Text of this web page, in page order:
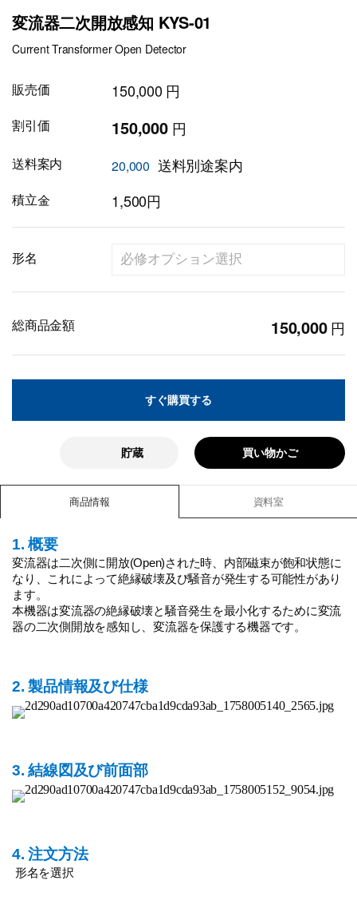
変流器二次開放感知 KYS-01
Current Transformer Open Detector
販売価 150,000 円
割引価 150,000 円
送料案内 20,000 送料別途案内
積立金 1,500円
形名
総商品金額 150,000 円
すぐ購買する
貯蔵 買い物かご
商品情報 資料室
1. 概要
変流器は二次側に開放(Open)された時、内部磁束が飽和状態に
なり、これによって絶縁破壊及び騒音が発生する可能性があり
ます。
本機器は変流器の絶縁破壊と騒音発生を最小化するために変流
器の二次側開放を感知し、変流器を保護する機器です。
2. 製品情報及び仕様
3. 結線図及び前面部
4. 注文方法
形名を選択